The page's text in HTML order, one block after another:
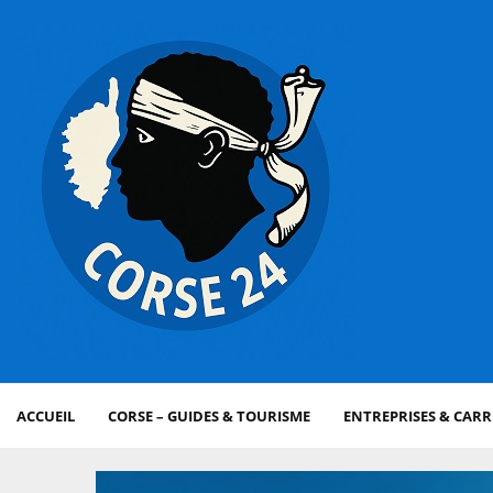
ACCUEIL CORSE – GUIDES & TOURISME ENTREPRISES &